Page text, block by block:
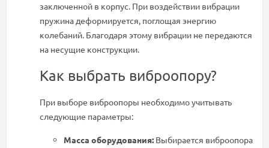
заключенной в корпус. При воздействии вибрации
пружина деформируется, поглощая энергию
колебаний. Благодаря этому вибрации не передаются
на несущие конструкции.
Как выбрать виброопору?
При выборе виброопоры необходимо учитывать
следующие параметры:
Масса оборудования: Выбирается виброопора